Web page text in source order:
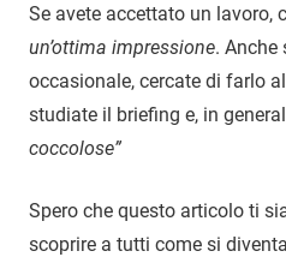
Se avete accettato un lavoro,
un’ottima impressione. Anche
occasionale, cercate di farlo
studiate il briefing e, in
coccolose”
Spero che questo articolo ti
scoprire a tutti come si